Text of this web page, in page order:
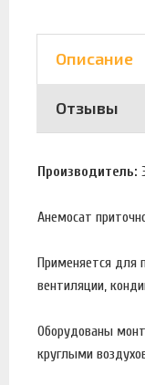
Описание
Отзывы
Производитель:
Анемосат
Применяется для
вентиляции,
Оборудованы
круглыми